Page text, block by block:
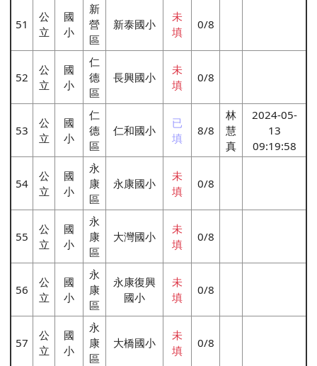
51
公
立
國
小
新
營
區
新泰國小
未
填
0/8
52
公
立
國
小
仁
德
區
長興國小
未
填
0/8
53
公
立
國
小
仁
德
區
仁和國小
已
填
8/8
林
慧
真
2024-05-
13
09:19:58
54
公
立
國
小
永
康
區
永康國小
未
填
0/8
55
公
立
國
小
永
康
區
大灣國小
未
填
0/8
56
公
立
國
小
永
康
區
永康復興
國小
未
填
0/8
57
公
立
國
小
永
康
區
大橋國小
未
填
0/8